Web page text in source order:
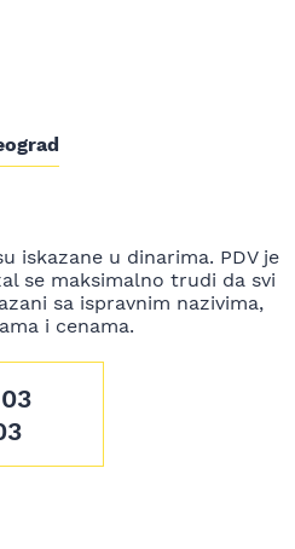
iskazane u dinarima. PDV je
se maksimalno trudi da svi
sa ispravnim nazivima,
i cenama.